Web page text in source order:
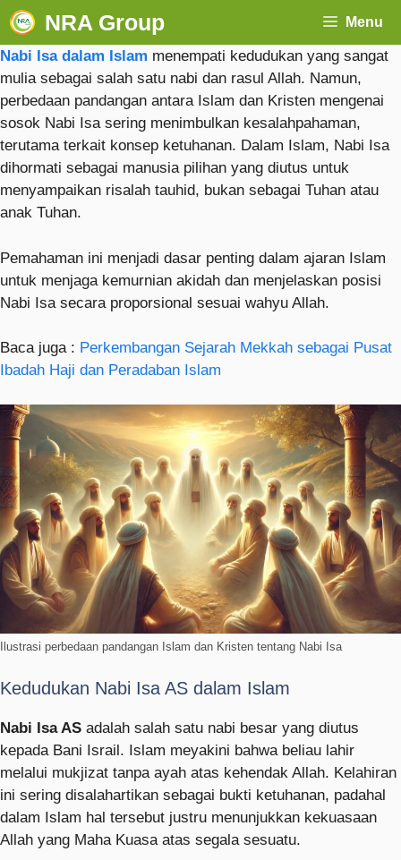
NRA Group Menu
Nabi Isa dalam Islam menempati kedudukan yang sangat
mulia sebagai salah satu nabi dan rasul Allah. Namun,
perbedaan pandangan antara Islam dan Kristen mengenai
sosok Nabi Isa sering menimbulkan kesalahpahaman,
terutama terkait konsep ketuhanan. Dalam Islam, Nabi Isa
dihormati sebagai manusia pilihan yang diutus untuk
menyampaikan risalah tauhid, bukan sebagai Tuhan atau
anak Tuhan.
Pemahaman ini menjadi dasar penting dalam ajaran Islam
untuk menjaga kemurnian akidah dan menjelaskan posisi
Nabi Isa secara proporsional sesuai wahyu Allah.
Baca juga : Perkembangan Sejarah Mekkah sebagai Pusat
Ibadah Haji dan Peradaban Islam
Ilustrasi perbedaan pandangan Islam dan Kristen tentang Nabi Isa
Kedudukan Nabi Isa AS dalam Islam
Nabi Isa AS adalah salah satu nabi besar yang diutus
kepada Bani Israil. Islam meyakini bahwa beliau lahir
melalui mukjizat tanpa ayah atas kehendak Allah. Kelahiran
ini sering disalahartikan sebagai bukti ketuhanan, padahal
dalam Islam hal tersebut justru menunjukkan kekuasaan
Allah yang Maha Kuasa atas segala sesuatu.